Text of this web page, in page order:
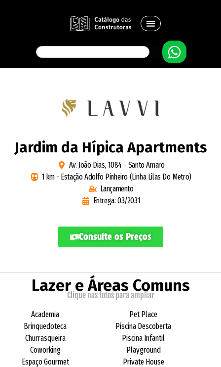
Jardim da Hípica Apartments
Av. João Dias, 1084 - Santo Amaro
1 km - Estação Adolfo Pinheiro (Linha Lilas Do Metro)
Lançamento
Entrega: 03/2031
Consulte os Preços
Lazer e Áreas Comuns
Clique nas fotos para ampliar
Academia
Brinquedoteca
Churrasqueira
Coworking
Espaço Gourmet
Pet Place
Piscina Descoberta
Piscina Infantil
Playground
Private House